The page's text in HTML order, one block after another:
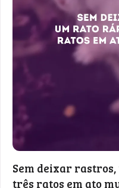
Sem deixar
três ratos em ato